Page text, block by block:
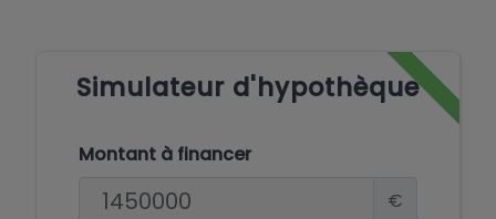
Simulateur d'hypothèque
Montant à financer
€